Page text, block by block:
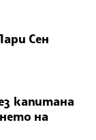
Сен
капитана
на